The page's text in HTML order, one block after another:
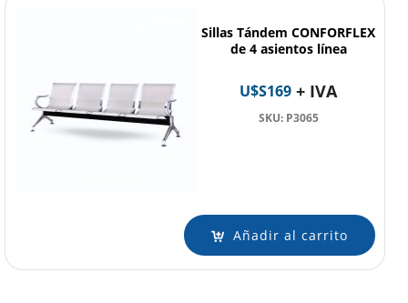
Sillas Tándem CONFORFLEX
de 4 asientos línea
U$S169 + IVA
SKU: P3065
Añadir al carrito